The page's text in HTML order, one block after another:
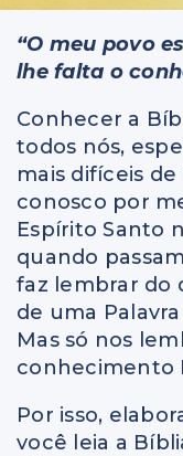
“O meu povo
lhe falta o
Conhecer a
todos nós,
mais difíceis de
conosco por
Espírito Santo
quando
faz lembrar do
de uma
Mas só nos
conhecimento
Por isso,
você leia a